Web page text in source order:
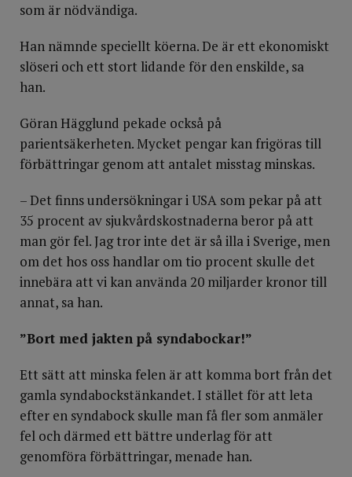
som är nödvändiga.
Han nämnde speciellt köerna. De är ett ekonomiskt
slöseri och ett stort lidande för den enskilde, sa
han.
Göran Hägglund pekade också på
parientsäkerheten. Mycket pengar kan frigöras till
förbättringar genom att antalet misstag minskas.
– Det finns undersökningar i USA som pekar på att
35 procent av sjukvårdskostnaderna beror på att
man gör fel. Jag tror inte det är så illa i Sverige, men
om det hos oss handlar om tio procent skulle det
innebära att vi kan använda 20 miljarder kronor till
annat, sa han.
”Bort med jakten på syndabockar!”
Ett sätt att minska felen är att komma bort från det
gamla syndabockstänkandet. I stället för att leta
efter en syndabock skulle man få fler som anmäler
fel och därmed ett bättre underlag för att
genomföra förbättringar, menade han.